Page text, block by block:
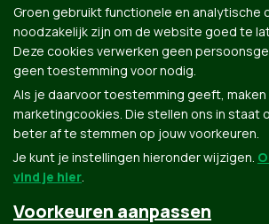
Groen gebruikt functionele en analytische
noodzakelijk zijn om de website goed te
Deze cookies verwerken geen
geen toestemming voor nodig.
Als je daarvoor toestemming geeft, maken
marketingcookies. Die stellen ons in staat
beter af te stemmen op jouw voorkeuren.
Je kunt je instellingen hieronder wijzigen.
vind je hier.
Voorkeuren aanpassen